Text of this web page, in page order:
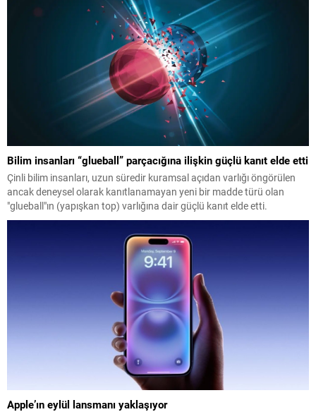
Bilim insanları “glueball” parçacığına ilişkin güçlü kanıt elde etti
Çinli bilim insanları, uzun süredir kuramsal açıdan varlığı öngörülen
ancak deneysel olarak kanıtlanamayan yeni bir madde türü olan
"glueball"ın (yapışkan top) varlığına dair güçlü kanıt elde etti.
Apple’ın eylül lansmanı yaklaşıyor